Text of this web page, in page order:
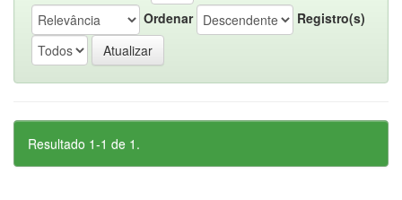
Ordenar
Registro(s)
Resultado 1-1 de 1.